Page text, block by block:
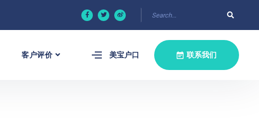
客户评价 美宝户口 联系我们